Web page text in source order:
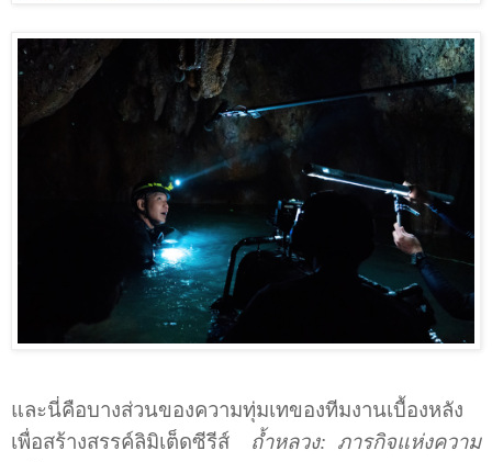
และนี่คือบางส่วนของความทุ่มเทของทีมงานเบื้องหลัง
เพื่อสร้างสรรค์ลิมิเต็ดซีรีส์
ถ้ำหลวง: ภารกิจแห่งความ